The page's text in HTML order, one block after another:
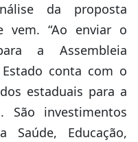
da proposta
vem. “Ao enviar o
a Assembleia
conta com o
estaduais para a
São investimentos
Saúde, Educação,